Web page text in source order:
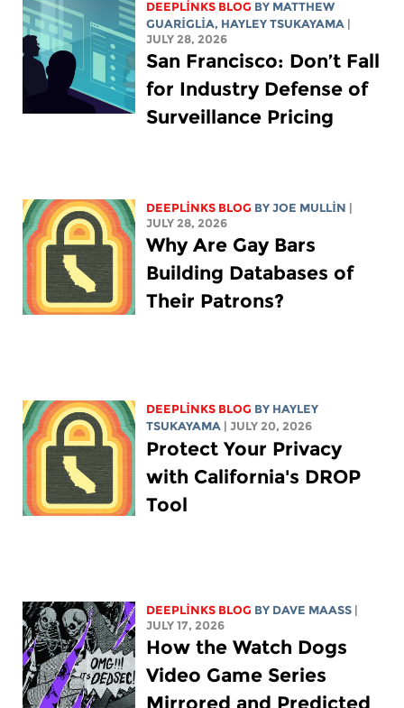
DEEPLINKS BLOG BY MATTHEW
GUARIGLIA, HAYLEY TSUKAYAMA
JULY 28, 2026
San Francisco: Don’t Fall
for Industry Defense of
Surveillance Pricing
DEEPLINKS BLOG BY JOE MULLIN
JULY 28, 2026
Why Are Gay Bars
Building Databases of
Their Patrons?
DEEPLINKS BLOG BY HAYLEY
TSUKAYAMA
| JULY 20, 2026
Protect Your Privacy
with California's DROP
Tool
DEEPLINKS BLOG BY DAVE MAASS
JULY 17, 2026
How the Watch Dogs
Video Game Series
Mirrored and Predicted